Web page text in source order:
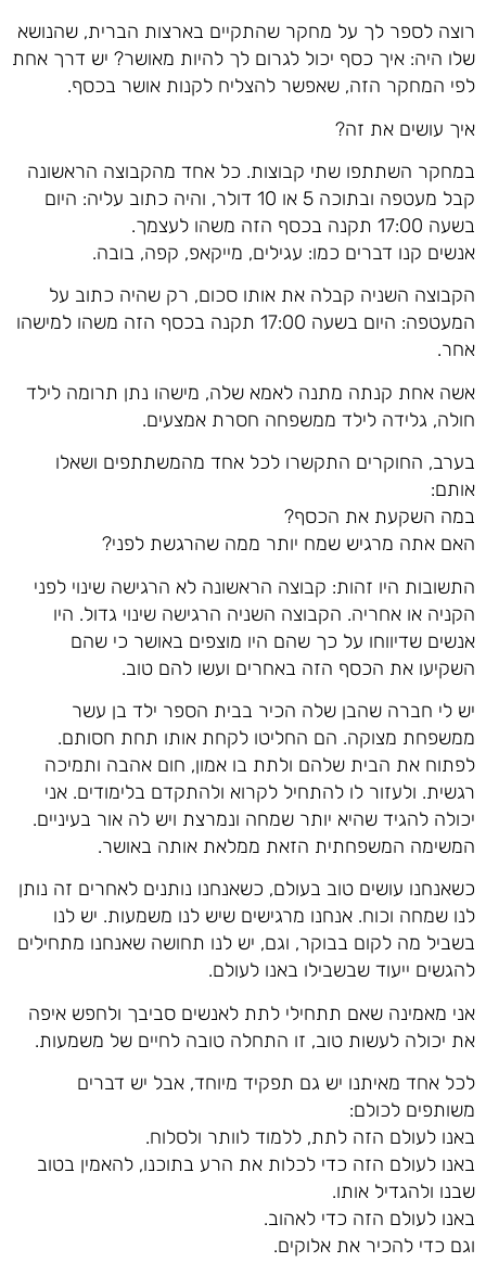
רוצה לספר לך על מחקר שהתקיים בארצות הברית, שהנושא
שלו היה: איך כסף יכול לגרום לך להיות מאושר? יש דרך אחת
לפי המחקר הזה, שאפשר להצליח לקנות אושר בכסף.
איך עושים את זה?
במחקר השתתפו שתי קבוצות. כל אחד מהקבוצה הראשונה
קבל מעטפה ובתוכה 5 או 10 דולר, והיה כתוב עליה: היום
בשעה 17:00 תקנה בכסף הזה משהו לעצמך.
אנשים קנו דברים כמו: עגילים, מייקאפ, קפה, בובה.
הקבוצה השניה קבלה את אותו סכום, רק שהיה כתוב על
המעטפה: היום בשעה 17:00 תקנה בכסף הזה משהו למישהו
אחר.
אשה אחת קנתה מתנה לאמא שלה, מישהו נתן תרומה לילד
חולה, גלידה לילד ממשפחה חסרת אמצעים.
בערב, החוקרים התקשרו לכל אחד מהמשתתפים ושאלו
אותם:
במה השקעת את הכסף?
האם אתה מרגיש שמח יותר ממה שהרגשת לפני?
התשובות היו זהות: קבוצה הראשונה לא הרגישה שינוי לפני
הקניה או אחריה. הקבוצה השניה הרגישה שינוי גדול. היו
אנשים שדיווחו על כך שהם היו מוצפים באושר כי שהם
השקיעו את הכסף הזה באחרים ועשו להם טוב.
יש לי חברה שהבן שלה הכיר בבית הספר ילד בן עשר
ממשפחת מצוקה. הם החליטו לקחת אותו תחת חסותם.
לפתוח את הבית שלהם ולתת בו אמון, חום אהבה ותמיכה
רגשית. ולעזור לו להתחיל לקרוא ולהתקדם בלימודים. אני
יכולה להגיד שהיא יותר שמחה ונמרצת ויש לה אור בעיניים.
המשימה המשפחתית הזאת ממלאת אותה באושר.
כשאנחנו עושים טוב בעולם, כשאנחנו נותנים לאחרים זה נותן
לנו שמחה וכוח. אנחנו מרגישים שיש לנו משמעות. יש לנו
בשביל מה לקום בבוקר, וגם, יש לנו תחושה שאנחנו מתחילים
להגשים ייעוד שבשבילו באנו לעולם.
אני מאמינה שאם תתחילי לתת לאנשים סביבך ולחפש איפה
את יכולה לעשות טוב, זו התחלה טובה לחיים של משמעות.
לכל אחד מאיתנו יש גם תפקיד מיוחד, אבל יש דברים
משותפים לכולם:
באנו לעולם הזה לתת, ללמוד לוותר ולסלוח.
באנו לעולם הזה כדי לכלות את הרע בתוכנו, להאמין בטוב
שבנו ולהגדיל אותו.
באנו לעולם הזה כדי לאהוב.
וגם כדי להכיר את אלוקים.